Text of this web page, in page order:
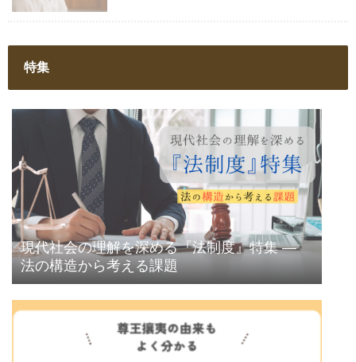
特集
現代社会の理解を深める『法制度』特集 ―
法の構造から考える課題